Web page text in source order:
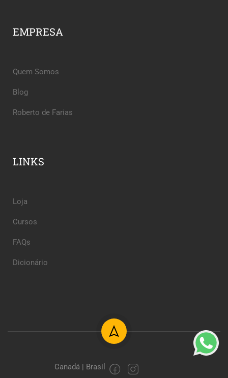
EMPRESA
Quem Somos
Blog
Roberto de Farias
LINKS
Loja
Cursos
FAQs
Dicionário
Canadá | Brasil